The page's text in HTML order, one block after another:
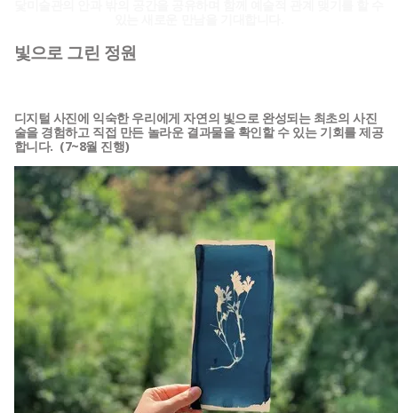
빛으로 그린 정원
디지털 사진에 익숙한 우리에게 자연의 빛으로 완성되는 최초의 사진
술을 경험하고 직접 만든 놀라운 결과물을 확인할 수 있는 기회를 제공
합니다. (7~8월 진행)